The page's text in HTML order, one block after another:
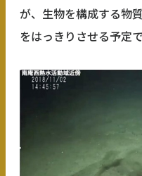
が、生物を構成する物
をはっきりさせる予定で